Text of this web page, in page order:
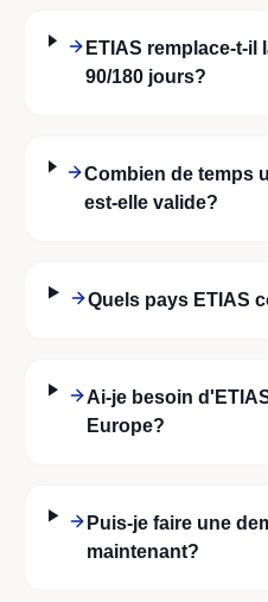
ETIAS remplace-t-il
90/180 jours?
Combien de temps
est-elle valide?
Quels pays ETIAS
Ai-je besoin
Europe?
Puis-je faire une
maintenant?